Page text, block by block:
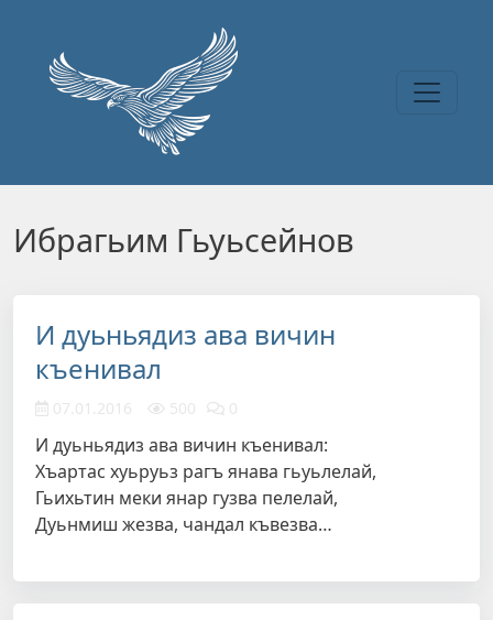
Ибрагьим Гьуьсейнов
И дуьньядиз ава вичин
къенивал
07.01.2016 500 0
И дуьньядиз ава вичин къенивал:
Хъартас хуьруьз рагъ янава гьуьлелай,
Гьихьтин меки янар гузва пелелай,
Дуьнмиш жезва, чандал къвезва…